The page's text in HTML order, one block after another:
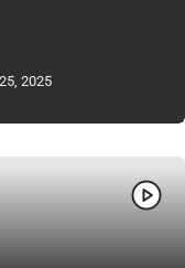
2025